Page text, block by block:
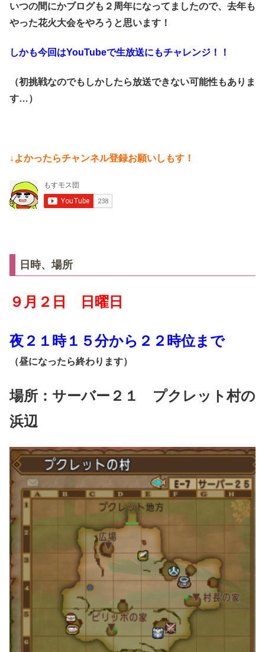
いつの間にかブログも２周年になってましたので、去年も
やった花火大会をやろうと思います！
しかも今回はYouTubeで生放送にもチャレンジ！！
（初挑戦なのでもしかしたら放送できない可能性もありま
す…）
↓よかったらチャンネル登録お願いしもす！
日時、場所
９月２日 日曜日
夜２１時１５分から２２時位まで
（昼になったら終わります）
場所：サーバー２１ プクレット村の
浜辺